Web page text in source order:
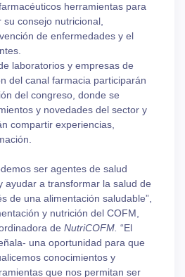
herramientas para
consejo nutricional,
de enfermedades y el
laboratorios y empresas de
del canal farmacia participarán
del congreso, donde se
y novedades del sector y
compartir experiencias,
ser agentes de salud
ayudar a transformar la salud de
de una alimentación saludable”,
y nutrición del COFM,
de NutriCOFM. “El
una oportunidad para que
conocimientos y
que nos permitan ser